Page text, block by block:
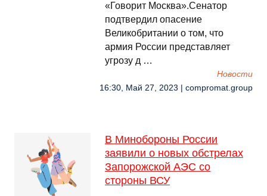
«Говорит Москва».Сенатор
подтвердил опасение
Великобритании о том, что
армия России представляет
угрозу д …
Новости
16:30, Май 27, 2023 | compromat.group
В Минобороны России
заявили о новых обстрелах
Запорожской АЭС со
стороны ВСУ